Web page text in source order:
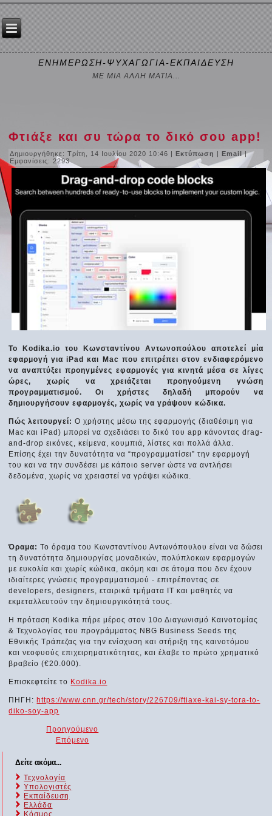
ΕΝΗΜΕΡΩΣΗ-ΨΥΧΑΓΩΓΙΑ-ΕΚΠΑΙΔΕΥΣΗ
ΜΕ ΜΙΑ ΑΛΛΗ ΜΑΤΙΑ...
Φτιάξε και συ τώρα το δικό σου app!
Δημιουργήθηκε: Τρίτη, 14 Ιουλίου 2020 10:46 |Εκτύπωση |Email|
Εμφανίσεις: 2293
Το Kodika.io του Κωνσταντίνου Αντωνοπούλου αποτελεί μία
εφαρμογή για iPad και Mac που επιτρέπει στον ενδιαφερόμενο
να αναπτύξει προηγμένες εφαρμογές για κινητά μέσα σε λίγες
ώρες, χωρίς να χρειάζεται προηγούμενη γνώση
προγραμματισμού. Οι χρήστες δηλαδή μπορούν να
δημιουργήσουν εφαρμογές, χωρίς να γράψουν κώδικα.
Πώς λειτουργεί: Ο χρήστης μέσω της εφαρμογής (διαθέσιμη για
Mac και iPad) μπορεί να σχεδιάσει το δικό του app κάνοντας drag-
and-drop εικόνες, κείμενα, κουμπιά, λίστες και πολλά άλλα.
Επίσης έχει την δυνατότητα να “προγραμματίσει” την εφαρμογή
του και να την συνδέσει με κάποιο server ώστε να αντλήσει
δεδομένα, χωρίς να χρειαστεί να γράψει κώδικα.
Όραμα: Το όραμα του Κωνσταντίνου Αντωνόπουλου είναι να δώσει
τη δυνατότητα δημιουργίας μοναδικών, πολύπλοκων εφαρμογών
με ευκολία και χωρίς κώδικα, ακόμη και σε άτομα που δεν έχουν
ιδιαίτερες γνώσεις προγραμματισμού - επιτρέποντας σε
developers, designers, εταιρικά τμήματα IT και μαθητές να
εκμεταλλευτούν την δημιουργικότητά τους.
H πρόταση Κodika πήρε μέρος στον 10ο Διαγωνισμό Καινοτομίας
& Τεχνολογίας του προγράμματος NBG Business Seeds της
Εθνικής Τράπεζας για την ενίσχυση και στήριξη της καινοτόμου
και νεοφυούς επιχειρηματικότητας, και έλαβε το πρώτο χρηματικό
βραβείο (€20.000).
Επισκεφτείτε το Kodika.io
ΠΗΓΗ: https://www.cnn.gr/tech/story/226709/ftiaxe-kai-sy-tora-to-
diko-soy-app
Προηγούμενο
Επόμενο
Δείτε ακόμα...
Τεχνολογία
Υπολογιστές
Εκπαίδευση
Ελλάδα
Κόσμος